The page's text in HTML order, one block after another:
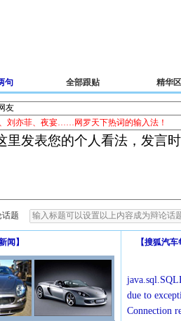
句 全部跟贴 精华区
刘亦菲、夜宴……网罗天下热词的输入法！
话题
闻 】 【搜狐汽车
due to
Connection